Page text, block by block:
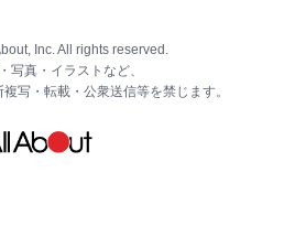
Inc. All rights reserved.
写真・イラストなど、
写・転載・公衆送信等を禁じます。